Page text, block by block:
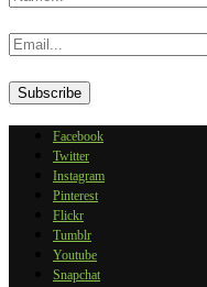
Facebook
Twitter
Instagram
Pinterest
Flickr
Tumblr
Youtube
Snapchat